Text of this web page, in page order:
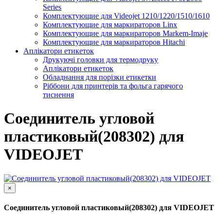
Series
Комплектующие для Videojet 1210/1220/1510/1610
Комплектующие для маркираторов Linx
Комплектующие для маркираторов Markem-Imaje
Комплектующие для маркираторов Hitachi
Аплікатори етикеток
Друкуючі головки для термодруку
Аплікатори етикеток
Обладнання для порізки етикетки
Ріббони для принтерів та фольга гарячого
тиснення
Соединитель угловой
пластиковый(208302) для
VIDEOJET
×
Соединитель угловой пластиковый(208302) для VIDEOJET